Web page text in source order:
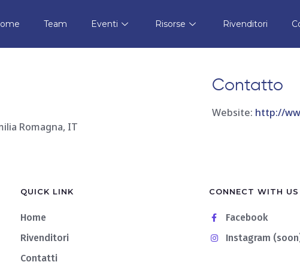
Team Eventi Risorse Rivenditori
Conservare in
Romagna, IT
Contatto
Website: http://
QUICK LINK
Home
Rivenditori
Contatti
CONNECT WITH US
Facebook
Instagram